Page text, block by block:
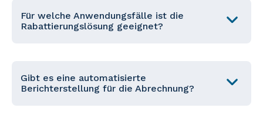
Für welche Anwendungsfälle ist die
Rabattierungslösung geeignet?
Gibt es eine automatisierte
Berichterstellung für die Abrechnung?